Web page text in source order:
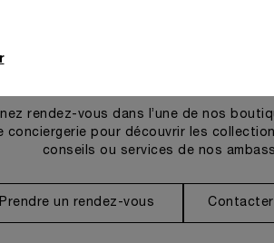
Prendre
rendez-vous dans l’une de nos
conciergerie pour découvrir les
conseils ou services de nos
Prendre un rendez-vous